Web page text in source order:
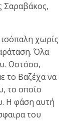
Σαραβάκος,
χωρίς
Όλα
Ωστόσο,
το Βαζέχα να
το οποίο
Η φάση αυτή
του